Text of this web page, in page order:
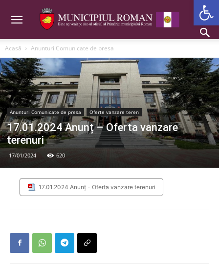
Acasă Anunturi Comunicate de presa
Anunturi Comunicate de presa Oferte vanzare teren
17.01.2024 Anunț – Oferta vanzare
terenuri
17/01/2024 620
17.01.2024 Anunț - Oferta vanzare terenuri